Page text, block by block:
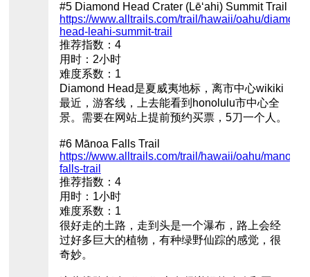
#5 Diamond Head Crater (Lēʻahi) Summit Trail
https://www.alltrails.com/trail/hawaii/oahu/diamond-
head-leahi-summit-trail
推荐指数：4
用时：2小时
难度系数：1
Diamond Head是夏威夷地标，离市中心wikiki
最近，游客线，上去能看到honolulu市中心全
景。需要在网站上提前预约买票，5刀一个人。
#6 Mānoa Falls Trail
https://www.alltrails.com/trail/hawaii/oahu/manoa-
falls-trail
推荐指数：4
用时：1小时
难度系数：1
很好走的土路，走到头是一个瀑布，路上会经
过好多巨大的植物，有种绿野仙踪的感觉，很
奇妙。